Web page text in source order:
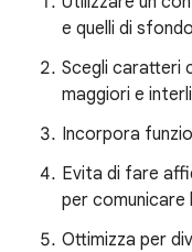
e quelli di
Scegli caratteri
maggiori e
Incorpora
Evita di fare
per comunicare
Ottimizza per